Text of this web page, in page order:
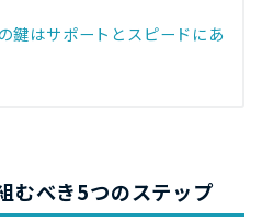
鍵はサポートとスピードにあ
むべき5つのステップ